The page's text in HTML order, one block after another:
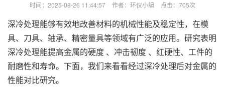
时间：2025-08-26 11:44:57 作者：环仪小编 点击： 705次
深冷处理能够有效地改善材料的机械性能及稳定性，在模
具、刀具、轴承、精密量具等领域有广泛的应用。研究表明
深冷处理能提高金属的硬度 、冲击韧度 、红硬性、工件的
耐磨性和寿命。下面，我们来看看经过深冷处理后对金属的
性能对比研究。